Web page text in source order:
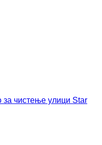
за чистење улици Star